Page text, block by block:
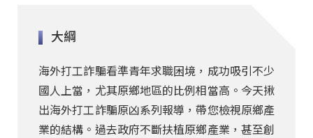
大綱
海外打工詐騙看準青年求職困境，成功吸引不少
國人上當，尤其原鄉地區的比例相當高。今天揪
出海外打工詐騙原凶系列報導，帶您檢視原鄉產
業的結構。過去政府不斷扶植原鄉產業，甚至創